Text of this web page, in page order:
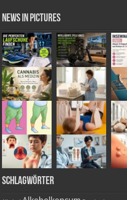
News in Pictures
Schlagwörter